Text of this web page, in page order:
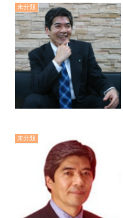
未分類
未分類